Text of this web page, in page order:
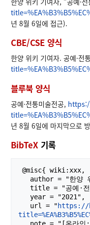
년 8월 6일에 접근).
CBE/CSE 양식
한양 위키 기여자. 공예·
블루북 양식
공예·전통미술전공,
년 8월 6일에 마지막으로
BibTeX 기록
   url = "
https://